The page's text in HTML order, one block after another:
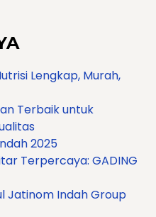
Lengkap, Murah,
Terbaik untuk
2025
Terpercaya: GADING
Jatinom Indah Group